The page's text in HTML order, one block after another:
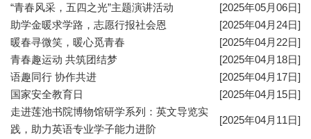
“青春风采，五四之光”主题演讲活动
[2025年05月06日]
助学金暖求学路，志愿行报社会恩
[2025年04月24日]
暖春寻微笑，暖心觅青春
[2025年04月22日]
青春趣运动 共筑团结梦
[2025年04月18日]
语趣同行 协作共进
[2025年04月17日]
国家安全教育日
[2025年04月15日]
走进莲池书院博物馆研学系列：英文导览实
践，助力英语专业学子能力进阶
[2025年04月11日]